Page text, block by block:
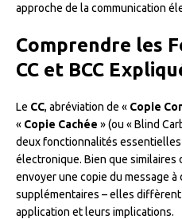
approche de la communication
Comprendre les
CC et BCC
Le CC, abréviation de « Copie
« Copie Cachée » (ou « Blind
deux fonctionnalités
électronique. Bien que similaires
envoyer une copie du message à
supplémentaires – elles
application et leurs implications.